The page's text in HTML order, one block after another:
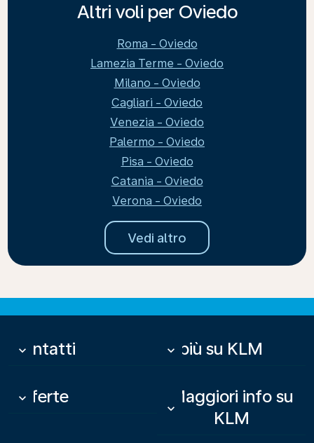
Altri voli per Oviedo
Roma - Oviedo
Lamezia Terme - Oviedo
Milano - Oviedo
Cagliari - Oviedo
Venezia - Oviedo
Palermo - Oviedo
Pisa - Oviedo
Catania - Oviedo
Verona - Oviedo
Vedi altro
Contatti
keyboard_arrow_down Di più su KLM
keyboard_arrow_down
Offerte
keyboard_arrow_down
Maggiori info su
KLM
keyboard_arrow_down